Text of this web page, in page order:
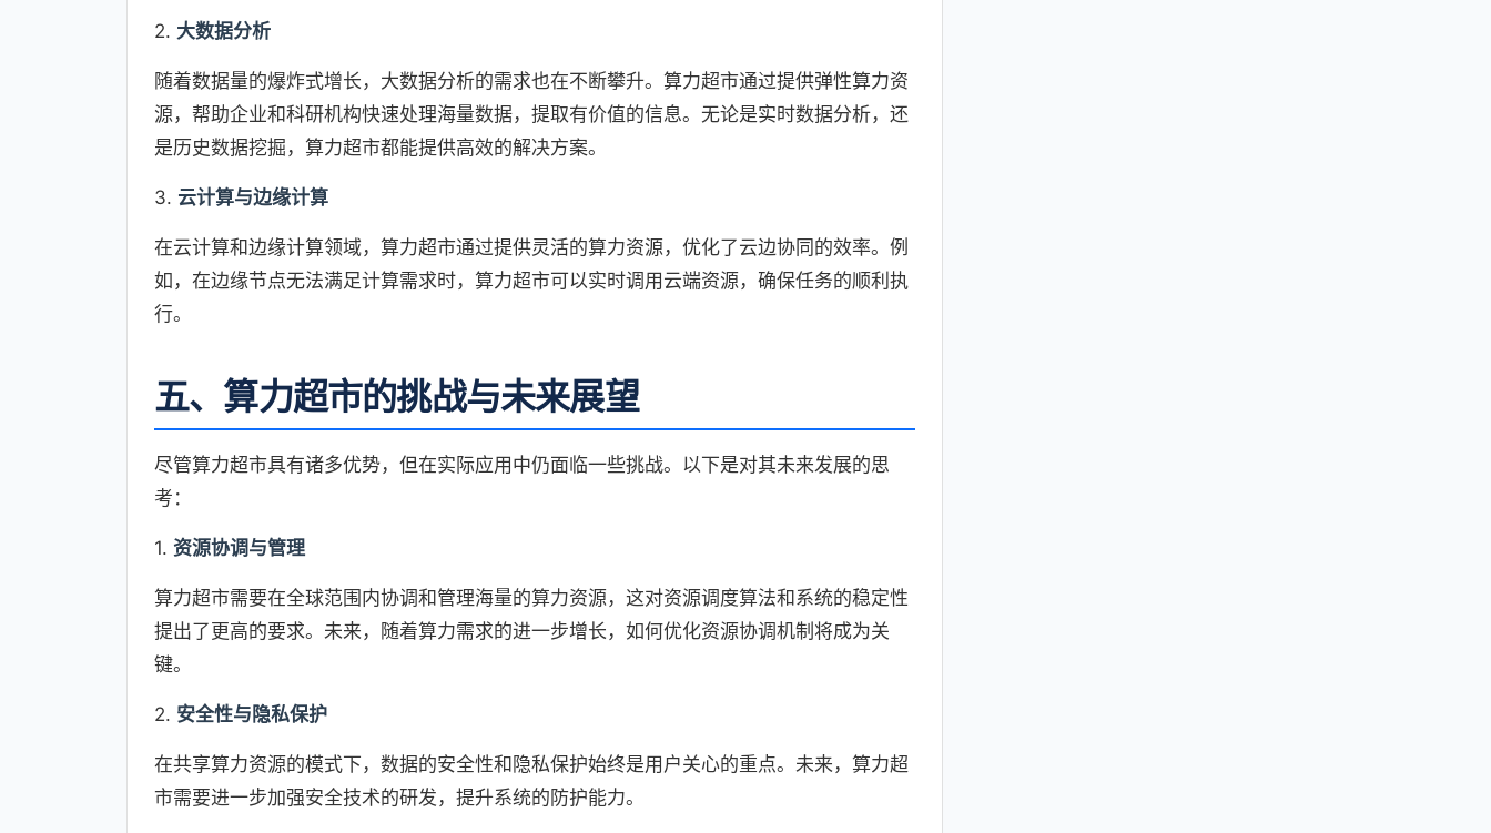
2. 大数据分析
随着数据量的爆炸式增长，大数据分析的需求也在不断攀升。算力超市通过提供弹性算力资
源，帮助企业和科研机构快速处理海量数据，提取有价值的信息。无论是实时数据分析，还
是历史数据挖掘，算力超市都能提供高效的解决方案。
3. 云计算与边缘计算
在云计算和边缘计算领域，算力超市通过提供灵活的算力资源，优化了云边协同的效率。例
如，在边缘节点无法满足计算需求时，算力超市可以实时调用云端资源，确保任务的顺利执
行。
五、算力超市的挑战与未来展望
尽管算力超市具有诸多优势，但在实际应用中仍面临一些挑战。以下是对其未来发展的思
考：
1. 资源协调与管理
算力超市需要在全球范围内协调和管理海量的算力资源，这对资源调度算法和系统的稳定性
提出了更高的要求。未来，随着算力需求的进一步增长，如何优化资源协调机制将成为关
键。
2. 安全性与隐私保护
在共享算力资源的模式下，数据的安全性和隐私保护始终是用户关心的重点。未来，算力超
市需要进一步加强安全技术的研发，提升系统的防护能力。